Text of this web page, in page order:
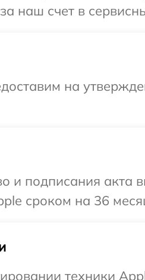
наш счет в
на
и подписания
сроком на 36
техники